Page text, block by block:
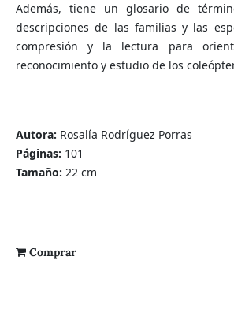
Además, tiene un glosario de
descripciones de las familias y las
compresión y la lectura para
reconocimiento y estudio de los
Autora: Rosalía Rodríguez Porras
Páginas: 101
Tamaño: 22 cm
Comprar